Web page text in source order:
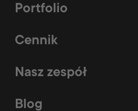
Portfolio
Cennik
Nasz zespół
Blog